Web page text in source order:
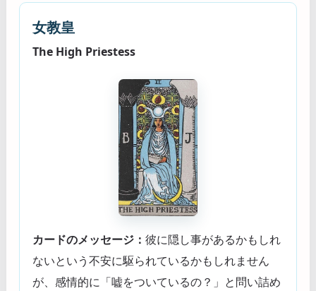
女教皇
The High Priestess
カードのメッセージ： 彼に隠し事があるかもしれ
ないという不安に駆られているかもしれません
が、感情的に「嘘をついているの？」と問い詰め